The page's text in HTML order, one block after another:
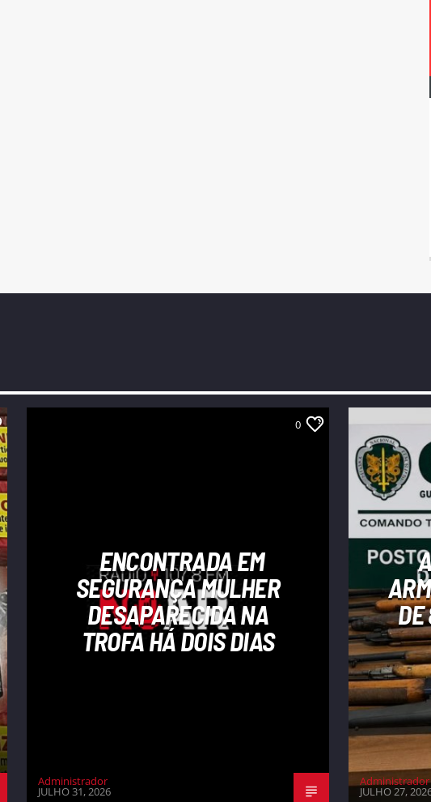
0
ENCONTRADA EM
SEGURANÇA MULHER
DESAPARECIDA NA
TROFA HÁ DOIS DIAS
Administrador
JULHO 31, 2026
DE
Administrador
JULHO 27,